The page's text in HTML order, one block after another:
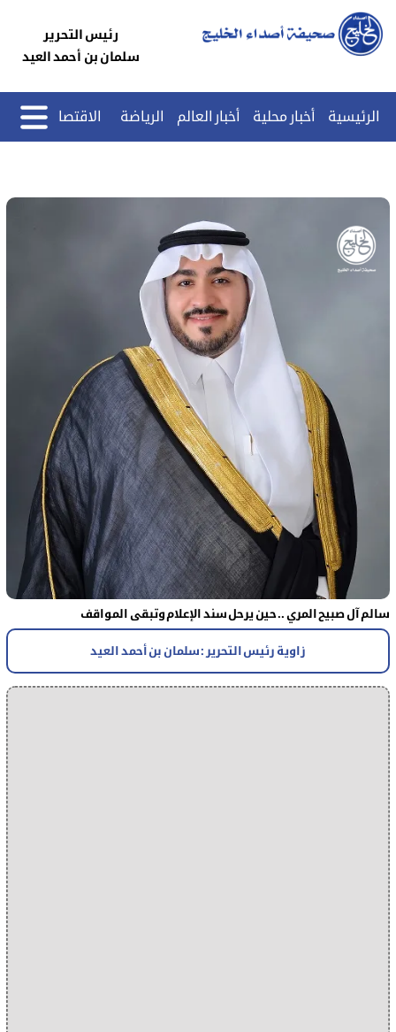
رئيس التحرير
سلمان بن أحمد العيد
الرئيسية أخبار محلية أخبار العالم الرياضة الاقتصاد
سالم آل صبيح المري .. حين يرحل سند الإعلام وتبقى المواقف
زاوية رئيس التحرير : سلمان بن أحمد العيد